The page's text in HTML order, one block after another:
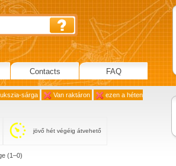
sárga Van raktáron
ezen a héten
jövő hét végéig átvehető
(1–0)
Contacts FAQ